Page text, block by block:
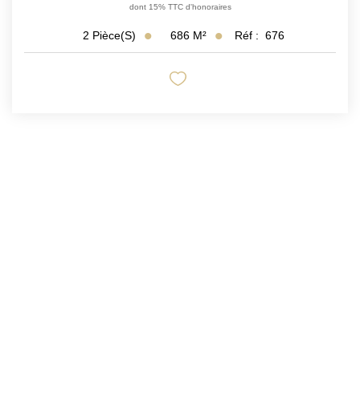
dont 15% TTC d'honoraires
2 Pièce(s) 686 M² Réf : 676